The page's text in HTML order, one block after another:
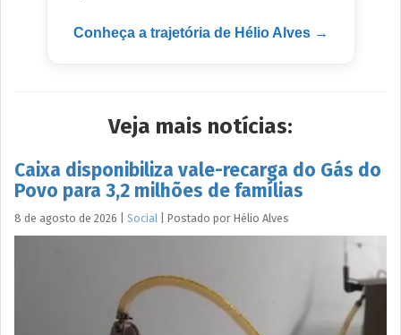
Conheça a trajetória de Hélio Alves →
Veja mais notícias:
Caixa disponibiliza vale-recarga do Gás do
Povo para 3,2 milhões de famílias
8 de agosto de 2026 Social Postado por Hélio Alves